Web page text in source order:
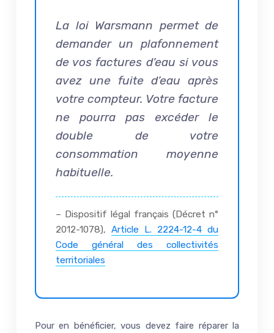
La loi Warsmann permet de
demander un plafonnement
de vos factures d’eau si vous
avez une fuite d’eau après
votre compteur. Votre facture
ne pourra pas excéder le
double de votre
consommation moyenne
habituelle.
– Dispositif légal français (Décret n°
2012-1078), Article L. 2224-12-4 du
Code général des collectivités
territoriales
Pour en bénéficier, vous devez faire réparer la